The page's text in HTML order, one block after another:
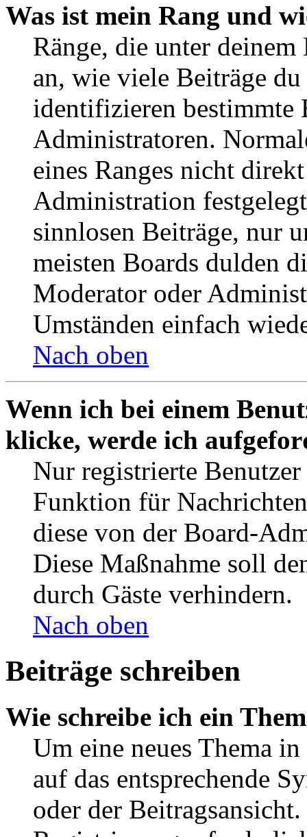
Was ist mein Rang und
Ränge, die unter deinem
an, wie viele Beiträge
identifizieren bestimmte
Administratoren.
eines Ranges nicht
Administration
sinnlosen Beiträge, nur
meisten Boards dulden
Moderator oder
Umständen einfach
Nach oben
Wenn ich bei einem
klicke, werde ich
Nur registrierte
Funktion für
diese von der Board-
Diese Maßnahme soll
durch Gäste verhindern.
Nach oben
Beiträge schreiben
Wie schreibe ich ein
Um eine neues Thema
auf das entsprechende
oder der